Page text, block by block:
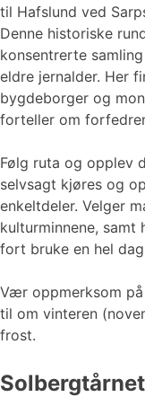
til Hafslund ved
Denne historiske
konsentrerte
eldre jernalder. Her
bygdeborger og
forteller om
Følg ruta og opplev
selvsagt kjøres og
enkeltdeler. Velger
kulturminnene, samt
fort bruke en hel
Vær oppmerksom
til om vinteren
frost.